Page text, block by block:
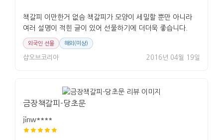
책갈피 이만한거 없슴 책갈피가 모양이 세밀할 뿐만 아니라
여러 설명이 적힌 글이 있어 선물하기에 더더욱 좋습니다.
외국인 선물 해외(미상)
샵오브코리아 2016년 04월 19일
금장책갈피-당초문
jinw****